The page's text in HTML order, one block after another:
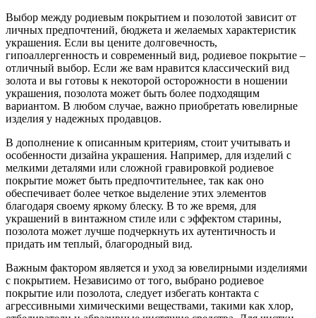
Выбор между родиевым покрытием и позолотой зависит от
личных предпочтений, бюджета и желаемых характеристик
украшения. Если вы цените долговечность,
гипоаллергенность и современный вид, родиевое покрытие –
отличный выбор. Если же вам нравится классический вид
золота и вы готовы к некоторой осторожности в ношении
украшения, позолота может быть более подходящим
вариантом. В любом случае, важно приобретать ювелирные
изделия у надежных продавцов.
В дополнение к описанным критериям, стоит учитывать и
особенности дизайна украшения. Например, для изделий с
мелкими деталями или сложной гравировкой родиевое
покрытие может быть предпочтительнее, так как оно
обеспечивает более четкое выделение этих элементов
благодаря своему яркому блеску. В то же время, для
украшений в винтажном стиле или с эффектом старины,
позолота может лучше подчеркнуть их аутентичность и
придать им теплый, благородный вид.
Важным фактором является и уход за ювелирными изделиями
с покрытием. Независимо от того, выбрано родиевое
покрытие или позолота, следует избегать контакта с
агрессивными химическими веществами, такими как хлор,